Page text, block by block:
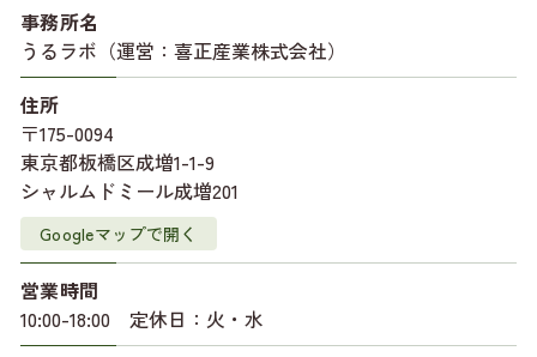
事務所名
うるラボ（運営：喜正産業株式会社）
住所
〒175-0094
東京都板橋区成増1-1-9
シャルムドミール成増201
Googleマップで開く
営業時間
10:00-18:00 定休日：火・水